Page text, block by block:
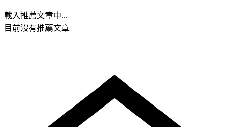
載入推薦文章中...
目前沒有推薦文章